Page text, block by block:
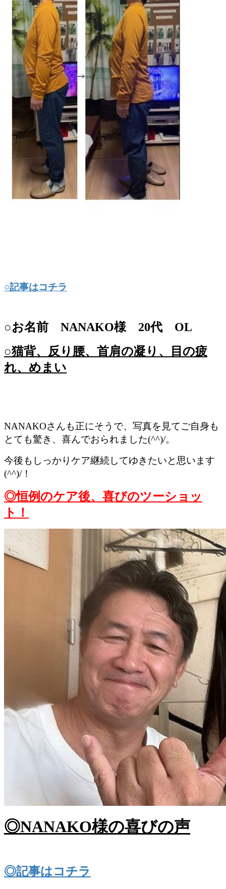
○記事はコチラ
○お名前 NANAKO様 20代 OL
○猫背、反り腰、首肩の凝り、目の疲
れ、めまい
NANAKOさんも正にそうで、写真を見てご自身も
とても驚き、喜んでおられました(^^)/。
今後もしっかりケア継続してゆきたいと思います
(^^)/！
◎恒例のケア後、喜びのツーショッ
ト！
◎NANAKO様の喜びの声
◎記事はコチラ